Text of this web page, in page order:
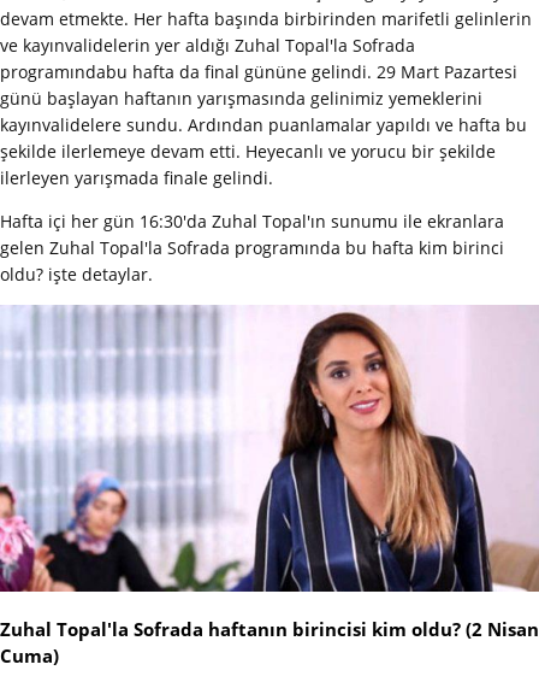
devam etmekte. Her hafta başında birbirinden marifetli gelinlerin
ve kayınvalidelerin yer aldığı Zuhal Topal'la Sofrada
programındabu hafta da final gününe gelindi. 29 Mart Pazartesi
günü başlayan haftanın yarışmasında gelinimiz yemeklerini
kayınvalidelere sundu. Ardından puanlamalar yapıldı ve hafta bu
şekilde ilerlemeye devam etti. Heyecanlı ve yorucu bir şekilde
ilerleyen yarışmada finale gelindi.
Hafta içi her gün 16:30'da Zuhal Topal'ın sunumu ile ekranlara
gelen Zuhal Topal'la Sofrada programında bu hafta kim birinci
oldu? işte detaylar.
Zuhal Topal'la Sofrada haftanın birincisi kim oldu? (2 Nisan
Cuma)